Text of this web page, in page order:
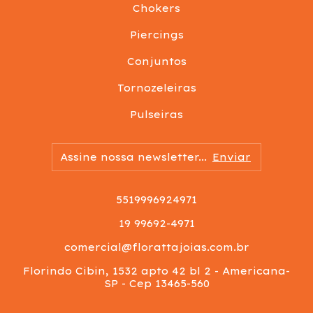
Chokers
Piercings
Conjuntos
Tornozeleiras
Pulseiras
5519996924971
19 99692-4971
comercial@florattajoias.com.br
Florindo Cibin, 1532 apto 42 bl 2 - Americana-
SP - Cep 13465-560